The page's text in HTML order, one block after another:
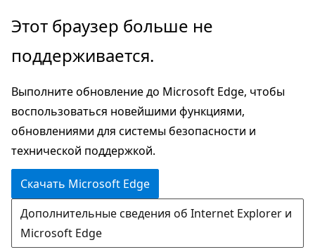
Пропустить
перейти
основному
содержимому
Переход
навигации
странице
Этот браузер больше не
поддерживается.
Выполните обновление до Microsoft Edge, чтобы
воспользоваться новейшими функциями,
обновлениями для системы безопасности и
технической поддержкой.
Скачать Microsoft Edge
Дополнительные сведения об Internet Explorer и
Microsoft Edge